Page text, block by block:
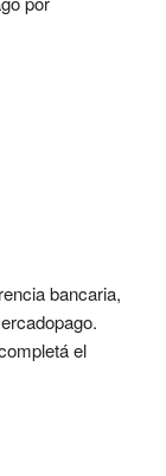
bancaria,
el